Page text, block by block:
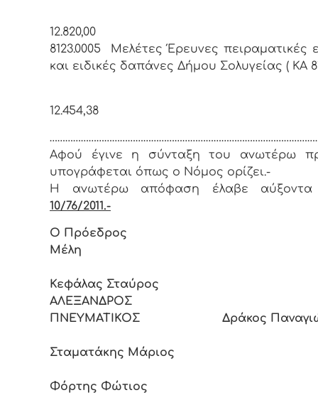
12.820,00
8123.0005 Μελέτες Έρευνες πειραματικές
και ειδικές δαπάνες Δήμου Σολυγείας ( ΚΑ
12.454,38
Αφoύ έγιvε η σύvταξη τoυ αvωτέρω
υπoγράφεται όπως o Νόμoς oρίζει.-
Η αvωτέρω απόφαση έλαβε αύξοντα
10/76/2011.-
Ο Πρόεδρoς
Μέλη
Κεφάλας Σταύρος
ΠΝΕΥΜΑΤΙΚΟΣ Δράκος
Σταματάκης Μάριος
Φόρτης Φώτιος